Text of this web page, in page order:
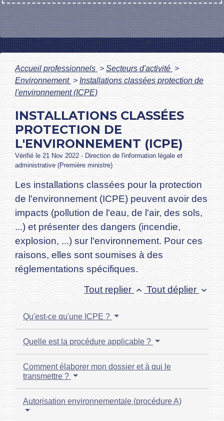
Accueil professionnels > Secteurs d'activité >
Environnement > Installations classées protection de
l'environnement (ICPE)
INSTALLATIONS CLASSÉES
PROTECTION DE
L'ENVIRONNEMENT (ICPE)
Vérifié le 21 Nov 2022 - Direction de l'information légale et
administrative (Première ministre)
Les installations classées pour la protection
de l'environnement (ICPE) peuvent avoir des
impacts (pollution de l'eau, de l'air, des sols,
...) et présenter des dangers (incendie,
explosion, ...) sur l'environnement. Pour ces
raisons, elles sont soumises à des
réglementations spécifiques.
Tout replier keyboard_arrow_up Tout déplier keyboard_arrow_down
Qu'est-ce qu'une ICPE ?
Quelle est la procédure applicable ?
Comment élaborer mon dossier et à qui le
transmettre ?
Autorisation environnementale (procédure A)